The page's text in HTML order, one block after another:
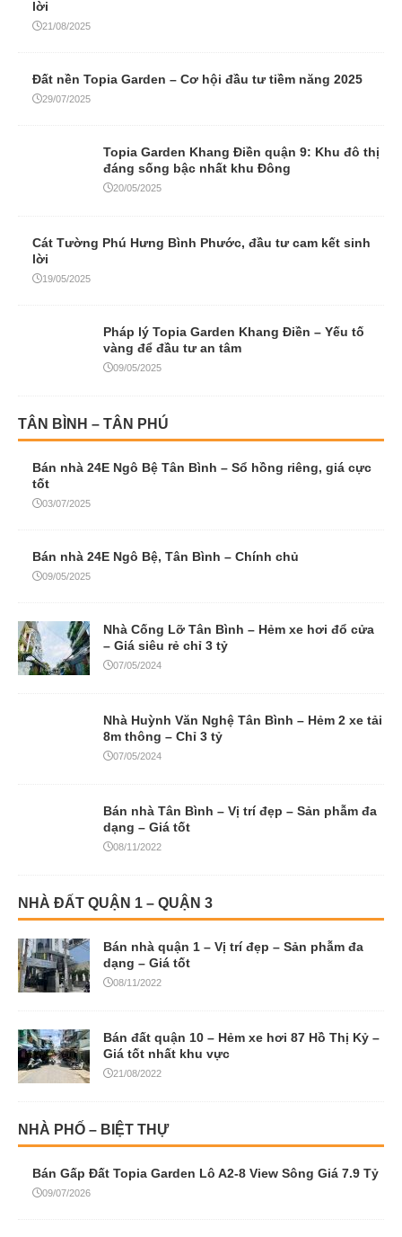
lời
21/08/2025
Đất nền Topia Garden – Cơ hội đầu tư tiềm năng 2025
29/07/2025
Topia Garden Khang Điền quận 9: Khu đô thị
đáng sống bậc nhất khu Đông
20/05/2025
Cát Tường Phú Hưng Bình Phước, đầu tư cam kết sinh
lời
19/05/2025
Pháp lý Topia Garden Khang Điền – Yếu tố
vàng để đầu tư an tâm
09/05/2025
TÂN BÌNH – TÂN PHÚ
Bán nhà 24E Ngô Bệ Tân Bình – Sổ hồng riêng, giá cực
tốt
03/07/2025
Bán nhà 24E Ngô Bệ, Tân Bình – Chính chủ
09/05/2025
Nhà Cống Lỡ Tân Bình – Hẻm xe hơi đổ cửa
– Giá siêu rẻ chỉ 3 tỷ
07/05/2024
Nhà Huỳnh Văn Nghệ Tân Bình – Hẻm 2 xe tải
8m thông – Chỉ 3 tỷ
07/05/2024
Bán nhà Tân Bình – Vị trí đẹp – Sản phẫm đa
dạng – Giá tốt
08/11/2022
NHÀ ĐẤT QUẬN 1 – QUẬN 3
Bán nhà quận 1 – Vị trí đẹp – Sản phẫm đa
dạng – Giá tốt
08/11/2022
Bán đất quận 10 – Hẻm xe hơi 87 Hồ Thị Kỷ –
Giá tốt nhất khu vực
21/08/2022
NHÀ PHỐ – BIỆT THỰ
Bán Gấp Đất Topia Garden Lô A2-8 View Sông Giá 7.9 Tỷ
09/07/2026